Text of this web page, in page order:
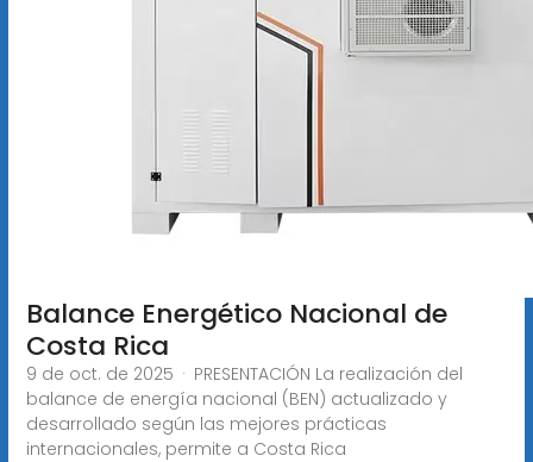
Balance Energético Nacional de
Costa Rica
9 de oct. de 2025 · PRESENTACIÓN La realización del
balance de energía nacional (BEN) actualizado y
desarrollado según las mejores prácticas
internacionales, permite a Costa Rica